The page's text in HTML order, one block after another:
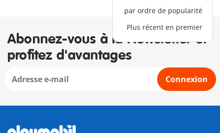
par ordre de popularité
Plus récent en premier
Abonnez-vous à la Newsletter et
profitez d'avantages
Connexion